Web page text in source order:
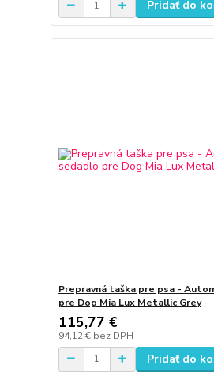
Pridať do
Prepravná taška pre psa -
pre Dog Mia Lux Metallic Grey
115,77 €
94,12 € bez DPH
Pridať do